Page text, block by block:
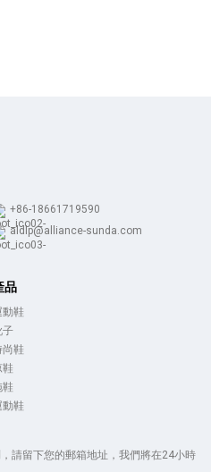
+86-18661719590
aldlp@alliance-sunda.com
品
動鞋
子
尚鞋
鞋
鞋
動鞋
請留下您的郵箱地址，我們將在24小時